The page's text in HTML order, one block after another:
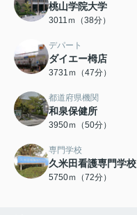
桃山学院大学
3011ｍ（38分）
デパート
ダイエー栂店
3731ｍ（47分）
都道府県機関
和泉保健所
3950ｍ（50分）
専門学校
久米田看護専門学校
5750ｍ（72分）